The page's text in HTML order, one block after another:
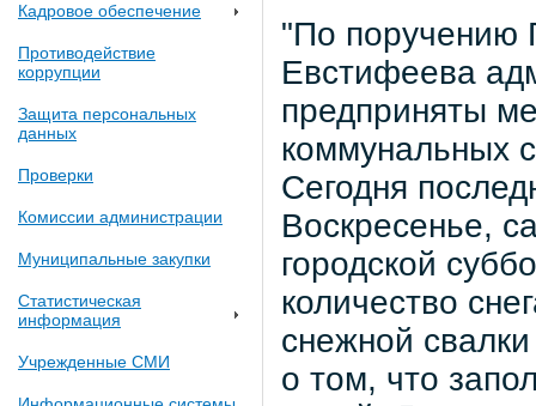
Кадровое обеспечение
Противодействие
коррупции
Защита персональных
данных
Проверки
Комиссии администрации
Муниципальные закупки
Статистическая
информация
Учрежденные СМИ
"По поручению
Евстифеева
предприняты
коммунальных
Сегодня
Воскресенье,
городской
количество
снежной
о том, что